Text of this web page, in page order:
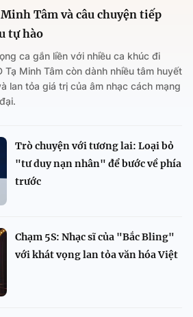
Tâm và câu chuyện tiếp
tự hào
ca gắn liền với nhiều ca khúc đi
Tạ Minh Tâm còn dành nhiều tâm huyết
lan tỏa giá trị của âm nhạc cách mạng
Trò chuyện với tương lai: Loại bỏ
"tư duy nạn nhân" để bước về phía
trước
Chạm 5S: Nhạc sĩ của "Bắc Bling"
với khát vọng lan tỏa văn hóa Việt